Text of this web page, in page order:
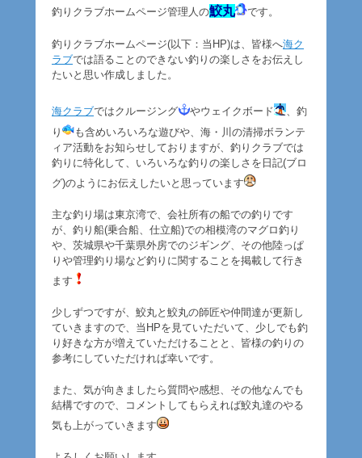
釣りクラブホームページ管理人の鮫丸 です。
釣りクラブホームページ(以下：当HP)は、皆様へ海ク
ラブでは語ることのできない釣りの楽しさをお伝えし
たいと思い作成しました。
海クラブではクルージング やウェイクボード
、釣
り
も含めいろいろな遊びや、海・川の清掃ボランテ
ィア活動をお知らせしておりますが、釣りクラブでは
釣りに特化して、いろいろな釣りの楽しさを日記(ブロ
グ)のようにお伝えしたいと思っています
主な釣り場は東京湾で、会社所有の船での釣りです
が、釣り船(乗合船、仕立船)での相模湾のマグロ釣り
や、茨城県や千葉県外房でのジギング、その他陸っぱ
りや管理釣り場など釣りに関することを掲載して行き
ます
少しずつですが、鮫丸と鮫丸の師匠や仲間達が更新し
ていきますので、当HPを見ていただいて、少しでも釣
り好きな方が増えていただけることと、皆様の釣りの
参考にしていただければ幸いです。
また、気が向きましたら質問や感想、その他なんでも
結構ですので、コメントしてもらえれば鮫丸達のやる
気も上がっていきます